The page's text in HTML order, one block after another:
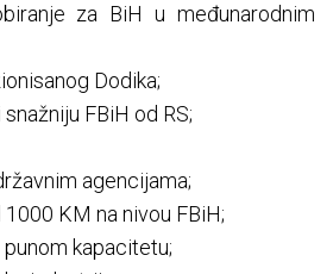
za BiH u međunarodnim
Dodika;
FBiH od RS;
agencijama;
KM na nivou FBiH;
kapacitetu;